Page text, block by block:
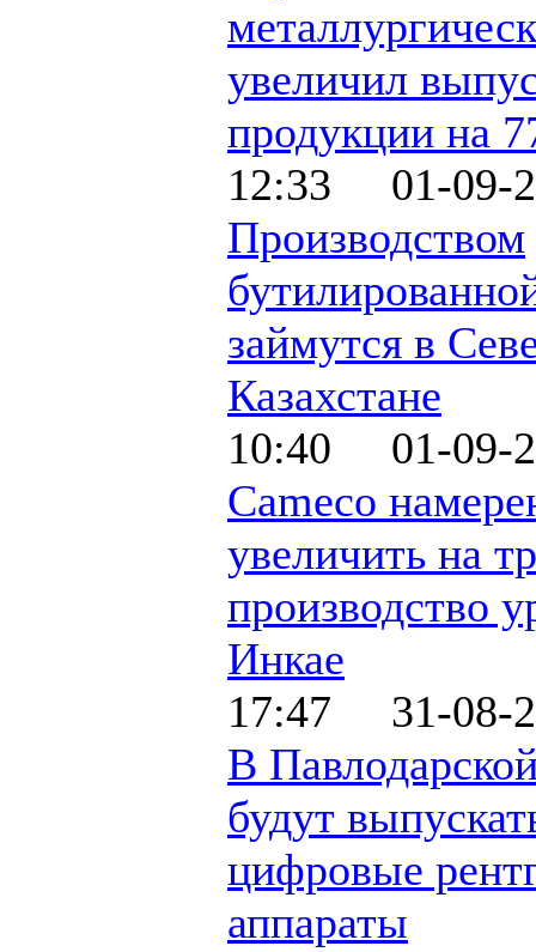
увеличил
продукции на
12:33 01-09-
Производством
займутся в
Казахстане
10:40 01-09-
Cameco
увеличить на
производство
Инкае
17:47 31-08-
В
будут
цифровые
аппараты